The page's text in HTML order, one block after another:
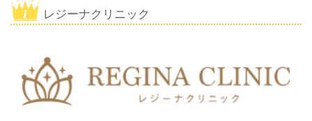
レジーナクリニック